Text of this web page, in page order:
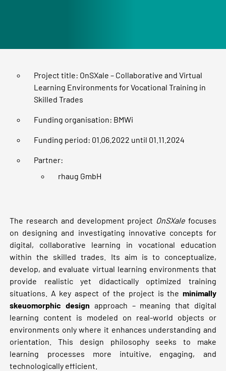
Project title: OnSXale – Collaborative and Virtual
Learning Environments for Vocational Training in
Skilled Trades
Funding organisation: BMWi
Funding period: 01.06.2022 until 01.11.2024
Partner:
rhaug GmbH
The research and development project OnSXale focuses
on designing and investigating innovative concepts for
digital, collaborative learning in vocational education
within the skilled trades. Its aim is to conceptualize,
develop, and evaluate virtual learning environments that
provide realistic yet didactically optimized training
situations. A key aspect of the project is the minimally
skeuomorphic design approach – meaning that digital
learning content is modeled on real-world objects or
environments only where it enhances understanding and
orientation. This design philosophy seeks to make
learning processes more intuitive, engaging, and
technologically efficient.